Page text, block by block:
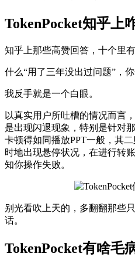
TokenPocket知乎上
知乎上那些高赞回答，十个里
什么“用了三年没出过问题”，你
我反手就是一个白眼。
以真实用户所吐槽的情况而言
是出现闪退现象，特别是针对
卡顿得如同播放PPT一般，其
时地出现悬停状况，在进行转
知你操作失败。
别光看吹上天的，多翻翻那些
话。
TokenPocket有啥毛